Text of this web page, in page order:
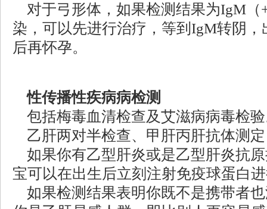
对于弓形体，如果检测结果为IgM（
染，可以先进行治疗，等到IgM转阴
后再怀孕。
性传播性疾病病检测
包括梅毒血清检查及艾滋病病毒检
乙肝两对半检查、甲肝丙肝抗体测定
如果你有乙型肝炎或是乙型肝炎抗
宝可以在出生后立刻注射免疫球蛋白
如果检测结果表明你既不是携带者